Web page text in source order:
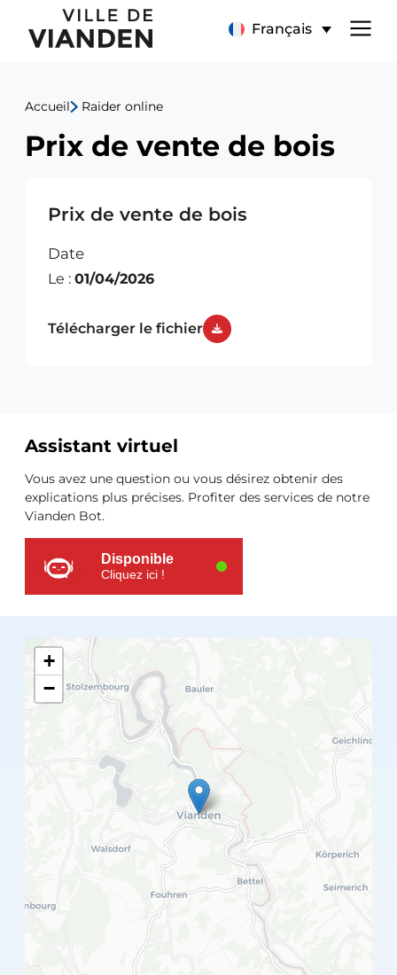
Prix
de
vente
de
Français
Menu
navigation
principal
Accueil Raider online
Prix de vente de bois
Prix de vente de bois
Date
Le : 01/04/2026
Télécharger le fichier
Ressources
supplémentaires
Assistant virtuel
Vous avez une question ou vous désirez obtenir des
explications plus précises. Profiter des services de notre
Vianden Bot.
Disponible
Cliquez ici !
+
−